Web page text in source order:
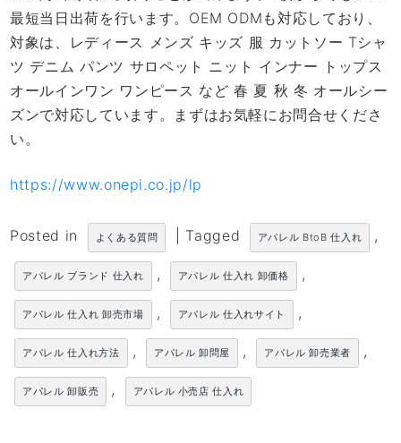
最短当日出荷を行います。OEM ODMも対応しており、
対象は、レディース メンズ キッズ 服 カットソー Tシャ
ツ デニム パンツ サロペット ニット インナー トップス
オールインワン ワンピース など 春 夏 秋 冬 オールシー
ズンで対応しています。まずはお気軽にお問合せくださ
い。
https://www.onepi.co.jp/lp
Posted in よくある質問 Tagged アパレル BtoB 仕入れ ,
アパレル ブランド 仕入れ , アパレル 仕入れ 卸価格 ,
アパレル 仕入れ 卸売市場 , アパレル 仕入れサイト ,
アパレル 仕入れ方法 , アパレル 卸問屋 , アパレル 卸売業者 ,
アパレル 卸販売 , アパレル 小売店 仕入れ